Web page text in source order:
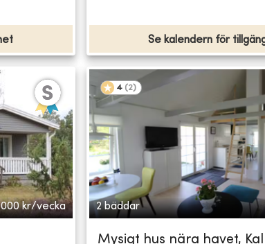
Se kalendern för
kr/vecka
4 (2)
2 bäddar
Mysigt hus nära havet,